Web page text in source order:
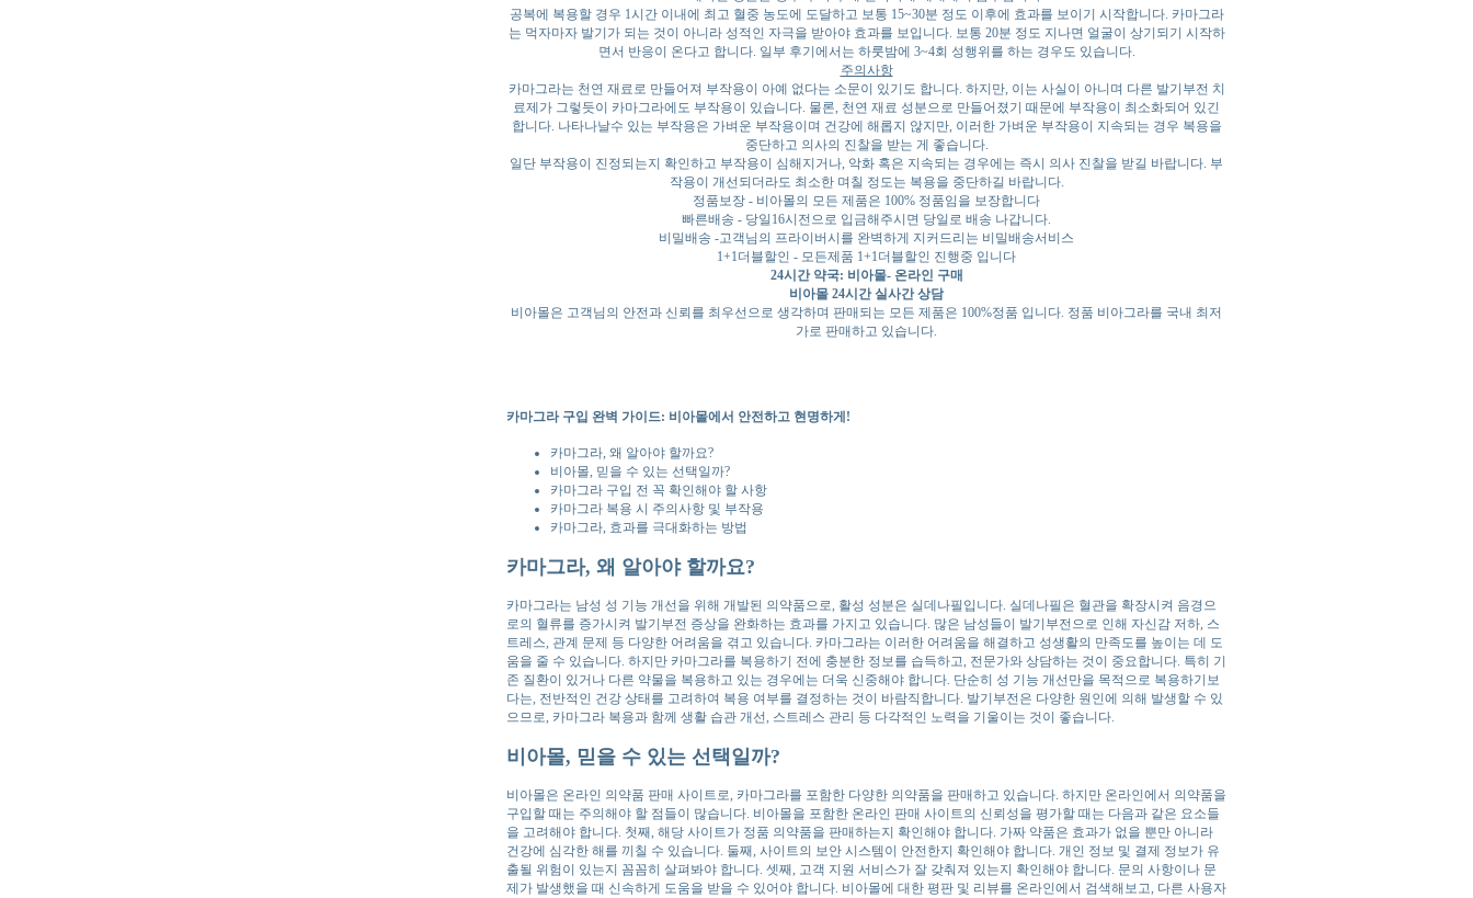
공복에 복용할 경우 1시간 이내에 최고 혈중 농도에 도달하고 보통 15~30분 정도 이후에 효과를 보이기 시작합니다. 카마그라
는 먹자마자 발기가 되는 것이 아니라 성적인 자극을 받아야 효과를 보입니다. 보통 20분 정도 지나면 얼굴이 상기되기 시작하
면서 반응이 온다고 합니다. 일부 후기에서는 하룻밤에 3~4회 성행위를 하는 경우도 있습니다.
주의사항
카마그라는 천연 재료로 만들어져 부작용이 아예 없다는 소문이 있기도 합니다. 하지만, 이는 사실이 아니며 다른 발기부전 치
료제가 그렇듯이 카마그라에도 부작용이 있습니다. 물론, 천연 재료 성분으로 만들어졌기 때문에 부작용이 최소화되어 있긴
합니다. 나타나날수 있는 부작용은 가벼운 부작용이며 건강에 해롭지 않지만, 이러한 가벼운 부작용이 지속되는 경우 복용을
중단하고 의사의 진찰을 받는 게 좋습니다.
일단 부작용이 진정되는지 확인하고 부작용이 심해지거나, 악화 혹은 지속되는 경우에는 즉시 의사 진찰을 받길 바랍니다. 부
작용이 개선되더라도 최소한 며칠 정도는 복용을 중단하길 바랍니다.
정품보장 - 비아몰의 모든 제품은 100% 정품임을 보장합니다
빠른배송 - 당일16시전으로 입금해주시면 당일로 배송 나갑니다.
비밀배송 -고객님의 프라이버시를 완벽하게 지커드리는 비밀배송서비스
1+1더블할인 - 모든제품 1+1더블할인 진행중 입니다
24시간 약국: 비아몰- 온라인 구매
비아몰 24시간 실사간 상담
비아몰은 고객님의 안전과 신뢰를 최우선으로 생각하며 판매되는 모든 제품은 100%정품 입니다. 정품 비아그라를 국내 최저
가로 판매하고 있습니다.
카마그라 구입 완벽 가이드: 비아몰에서 안전하고 현명하게!
카마그라, 왜 알아야 할까요?
비아몰, 믿을 수 있는 선택일까?
카마그라 구입 전 꼭 확인해야 할 사항
카마그라 복용 시 주의사항 및 부작용
카마그라, 효과를 극대화하는 방법
카마그라, 왜 알아야 할까요?
카마그라는 남성 성 기능 개선을 위해 개발된 의약품으로, 활성 성분은 실데나필입니다. 실데나필은 혈관을 확장시켜 음경으
로의 혈류를 증가시켜 발기부전 증상을 완화하는 효과를 가지고 있습니다. 많은 남성들이 발기부전으로 인해 자신감 저하, 스
트레스, 관계 문제 등 다양한 어려움을 겪고 있습니다. 카마그라는 이러한 어려움을 해결하고 성생활의 만족도를 높이는 데 도
움을 줄 수 있습니다. 하지만 카마그라를 복용하기 전에 충분한 정보를 습득하고, 전문가와 상담하는 것이 중요합니다. 특히 기
존 질환이 있거나 다른 약물을 복용하고 있는 경우에는 더욱 신중해야 합니다. 단순히 성 기능 개선만을 목적으로 복용하기보
다는, 전반적인 건강 상태를 고려하여 복용 여부를 결정하는 것이 바람직합니다. 발기부전은 다양한 원인에 의해 발생할 수 있
으므로, 카마그라 복용과 함께 생활 습관 개선, 스트레스 관리 등 다각적인 노력을 기울이는 것이 좋습니다.
비아몰, 믿을 수 있는 선택일까?
비아몰은 온라인 의약품 판매 사이트로, 카마그라를 포함한 다양한 의약품을 판매하고 있습니다. 하지만 온라인에서 의약품을
구입할 때는 주의해야 할 점들이 많습니다. 비아몰을 포함한 온라인 판매 사이트의 신뢰성을 평가할 때는 다음과 같은 요소들
을 고려해야 합니다. 첫째, 해당 사이트가 정품 의약품을 판매하는지 확인해야 합니다. 가짜 약품은 효과가 없을 뿐만 아니라
건강에 심각한 해를 끼칠 수 있습니다. 둘째, 사이트의 보안 시스템이 안전한지 확인해야 합니다. 개인 정보 및 결제 정보가 유
출될 위험이 있는지 꼼꼼히 살펴봐야 합니다. 셋째, 고객 지원 서비스가 잘 갖춰져 있는지 확인해야 합니다. 문의 사항이나 문
제가 발생했을 때 신속하게 도움을 받을 수 있어야 합니다. 비아몰에 대한 평판 및 리뷰를 온라인에서 검색해보고, 다른 사용자